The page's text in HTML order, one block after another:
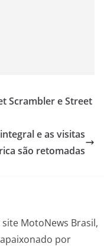
Scrambler e Street
e as visitas
são retomadas
MotoNews Brasil,
por